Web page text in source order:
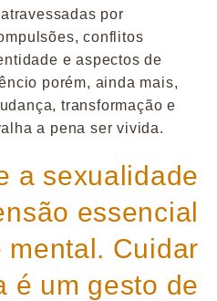
por
conflitos
e aspectos de
porém, ainda mais,
transformação e
a pena ser vivida.
a sexualidade
essencial
mental. Cuidar
é um gesto de